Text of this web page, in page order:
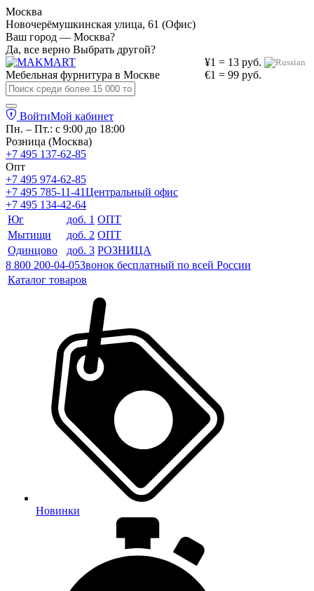
Москва
Новочерёмушкинская улица, 61 (Офис)
Ваш город — Москва?
Да, все верно Выбрать другой?
¥1 = 13 руб.
€1 = 99 руб.
Мебельная фурнитура в Москве
ВойтиМой кабинет
Пн. – Пт.: с 9:00 до 18:00
Розница (Москва)
+7 495 137-62-85
Опт
+7 495 974-62-85
+7 495 785-11-41Центральный офис
+7 495 134-42-64
Юг
доб. 1 ОПТ
Мытищи
доб. 2 ОПТ
Одинцово
доб. 3 РОЗНИЦА
8 800 200-04-05Звонок бесплатный по всей России
Каталог товаров
Новинки